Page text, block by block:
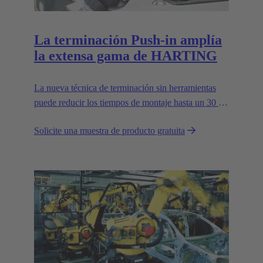
La terminación Push-in amplía
la extensa gama de HARTING
La nueva técnica de terminación sin herramientas
puede reducir los tiempos de montaje hasta un 30 %
Solicite una muestra de producto gratuita